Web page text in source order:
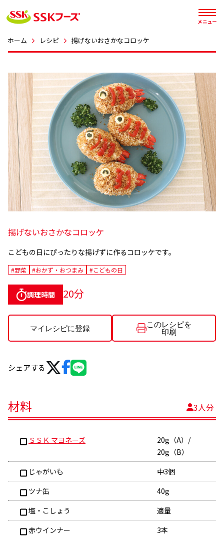
メニュー
ホーム レシピ 揚げないおさかなコロッケ
揚げないおさかなコロッケ
こどもの日にぴったりな揚げずに作るコロッケです。
#野菜 #おかず・おつまみ #こどもの日
調理時間 20分
マイレシピに登録
このレシピを
印刷
シェアする
材料 3人分
ＳＳＫ マヨネーズ
20g（A）/
20g（B）
じゃがいも
中3個
ツナ缶
40g
塩・こしょう
適量
赤ウインナー
3本